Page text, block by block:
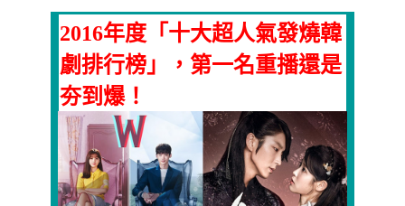
2016年度「十大超人氣發燒韓
劇排行榜」，第一名重播還是
夯到爆！